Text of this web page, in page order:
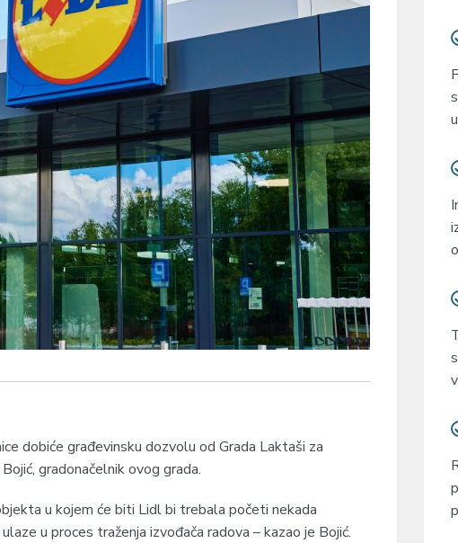
dobiće građevinsku dozvolu od Grada Laktaši za
gradonačelnik ovog grada.
u kojem će biti Lidl bi trebala početi nekada
u proces traženja izvođača radova – kazao je Bojić.